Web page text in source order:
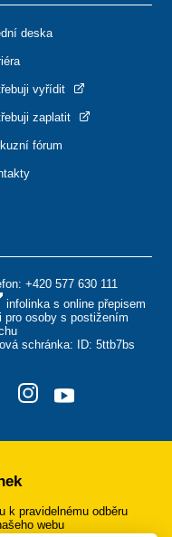
+420 577 630 111
infolinka s online přepisem
pro osoby s postižením
schránka: ID: 5ttb7bs
deska
vyřídit
zaplatit
fórum
k pravidelnému odběru
webu